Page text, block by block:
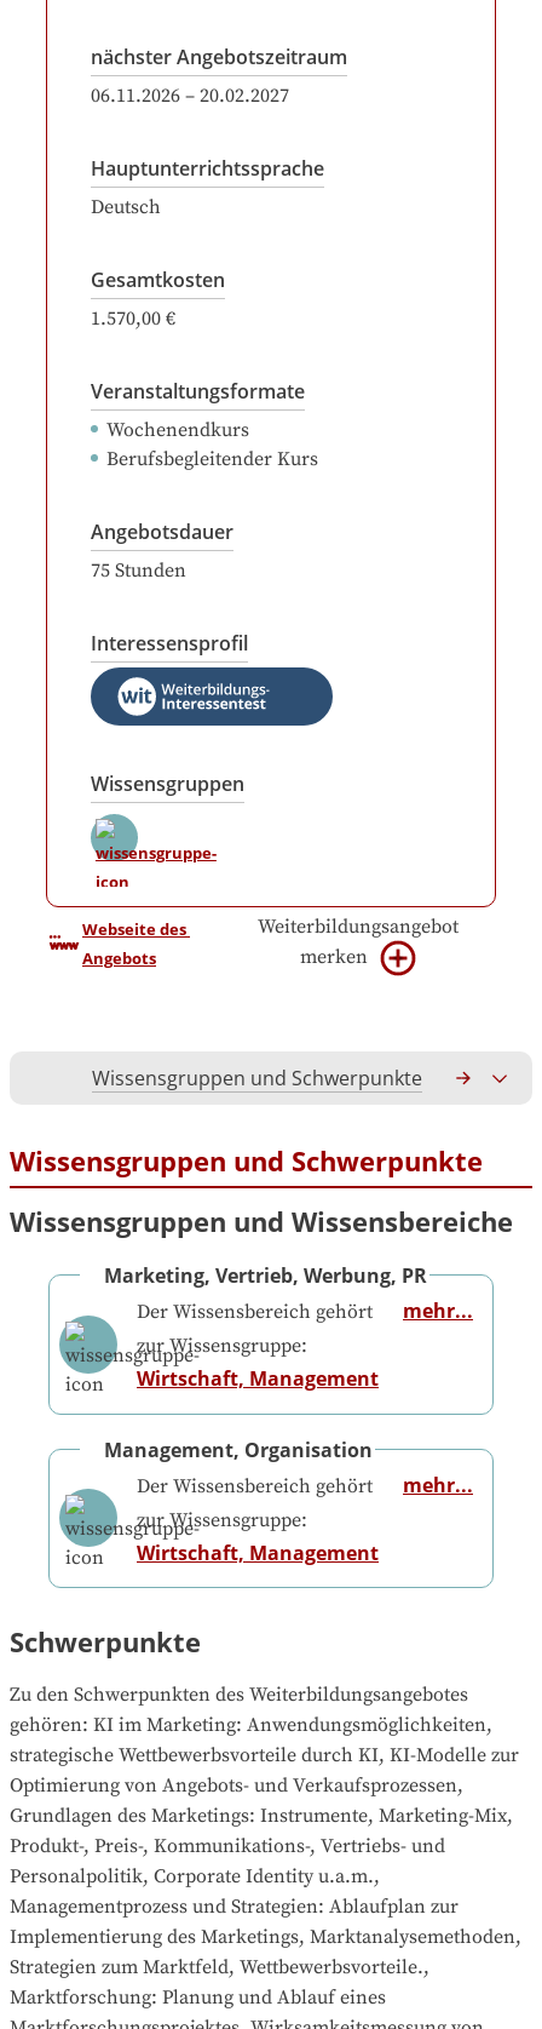
nächster Angebotszeitraum
06.11.2026 – 20.02.2027
Hauptunterrichtssprache
Deutsch
Gesamtkosten
1.570,00 €
Veranstaltungsformate
Wochenendkurs
Berufsbegleitender Kurs
Angebotsdauer
75 Stunden
Interessensprofil
Wissensgruppen
Webseite des
Angebots
Weiterbildungsangebot
merken
Wissensgruppen und Schwerpunkte
Wissensgruppen und Schwerpunkte
Wissensgruppen und Wissensbereiche
Marketing, Vertrieb, Werbung, PR
Der Wissensbereich gehört
zur Wissensgruppe:
Wirtschaft, Management
mehr...
Management, Organisation
Der Wissensbereich gehört
zur Wissensgruppe:
Wirtschaft, Management
mehr...
Schwerpunkte
Zu den Schwerpunkten des Weiterbildungsangebotes
gehören: KI im Marketing: Anwendungsmöglichkeiten,
strategische Wettbewerbsvorteile durch KI, KI-Modelle zur
Optimierung von Angebots- und Verkaufsprozessen,
Grundlagen des Marketings: Instrumente, Marketing-Mix,
Produkt-, Preis-, Kommunikations-, Vertriebs- und
Personalpolitik, Corporate Identity u.a.m.,
Managementprozess und Strategien: Ablaufplan zur
Implementierung des Marketings, Marktanalysemethoden,
Strategien zum Marktfeld, Wettbewerbsvorteile.,
Marktforschung: Planung und Ablauf eines